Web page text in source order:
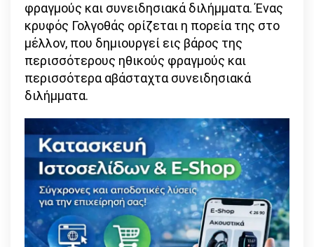
φραγμούς και συνειδησιακά διλήμματα. Ένας
κρυφός Γολγοθάς ορίζεται η πορεία της στο
μέλλον, που δημιουργεί εις βάρος της
περισσότερους ηθικούς φραγμούς και
περισσότερα αβάσταχτα συνειδησιακά
διλήμματα.